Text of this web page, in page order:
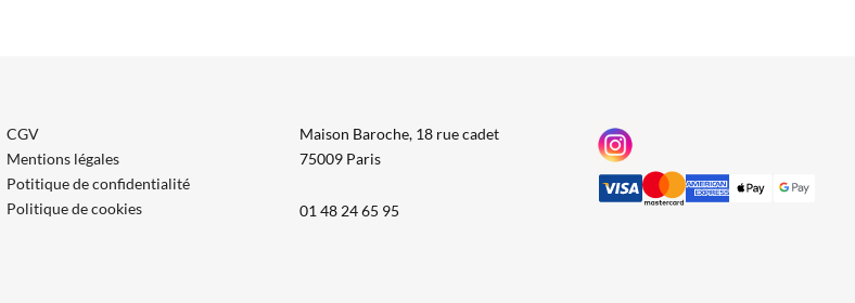
CGV
Mentions légales
Potitique de confidentialité
Politique de cookies
Maison Baroche, 18 rue cadet
75009 Paris
01 48 24 65 95